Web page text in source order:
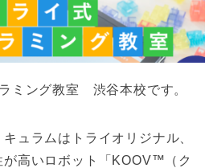
ミング教室 渋谷本校です。
ュラムはトライオリジナル、
が高いロボット「KOOV™（ク